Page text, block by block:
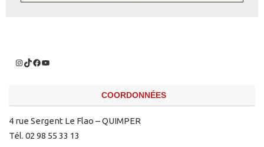
COORDONNÉES
4 rue Sergent Le Flao – QUIMPER
Tél. 02 98 55 33 13